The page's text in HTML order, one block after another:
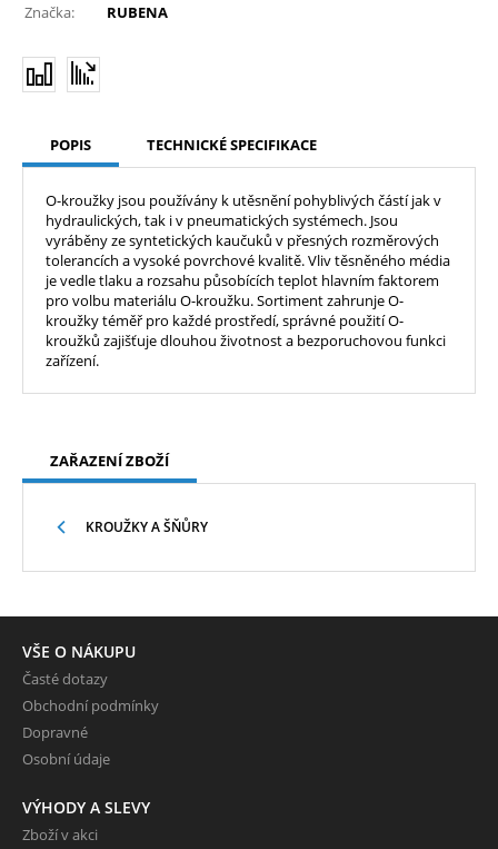
Značka:
RUBENA
POPIS TECHNICKÉ SPECIFIKACE
O-kroužky jsou používány k utěsnění pohyblivých částí jak v
hydraulických, tak i v pneumatických systémech. Jsou
vyráběny ze syntetických kaučuků v přesných rozměrových
tolerancích a vysoké povrchové kvalitě. Vliv těsněného média
je vedle tlaku a rozsahu působících teplot hlavním faktorem
pro volbu materiálu O-kroužku. Sortiment zahrunje O-
kroužky téměř pro každé prostředí, správné použití O-
kroužků zajišťuje dlouhou životnost a bezporuchovou funkci
zařízení.
ZAŘAZENÍ ZBOŽÍ
KROUŽKY A ŠŇŮRY
VŠE O NÁKUPU
Časté dotazy
Obchodní podmínky
Dopravné
Osobní údaje
VÝHODY A SLEVY
Zboží v akci